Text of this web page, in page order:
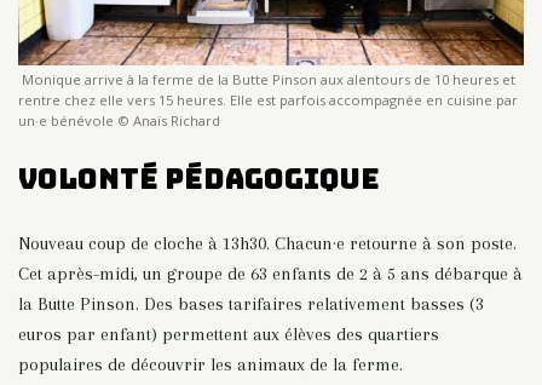
Monique arrive à la ferme de la Butte Pinson aux alentours de 10 heures et
rentre chez elle vers 15 heures. Elle est parfois accompagnée en cuisine par
un·e bénévole © Anaïs Richard
Volonté pédagogique
Nouveau coup de cloche à 13h30. Chacun·e retourne à son poste.
Cet après-midi, un groupe de 63 enfants de 2 à 5 ans débarque à
la Butte Pinson. Des bases tarifaires relativement basses (3
euros par enfant) permettent aux élèves des quartiers
populaires de découvrir les animaux de la ferme.